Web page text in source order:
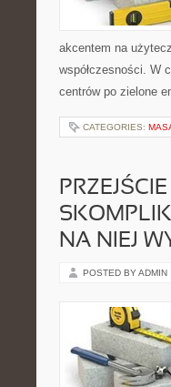
akcentem na
współczesności. W
centrów po zielone
CATEGORIES:
NA NIEJ
POSTED BY ADMIN